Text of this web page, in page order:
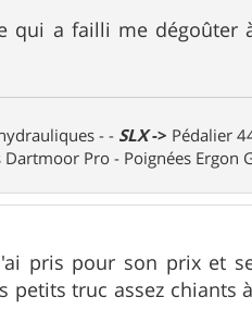
qui a failli me dégoûter
- - SLX-> Pédalier
Pro - Poignées Ergon
pris pour son prix et
petits truc assez chiants